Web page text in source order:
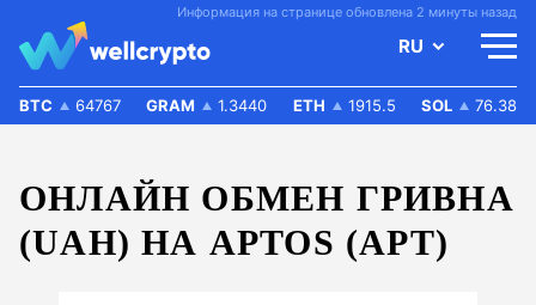
Информация на странице обновлена 2 минуты назад
RU
BTC 64767 GRAM 1.3440 ETH 1915.5 SOL 76.38
ОНЛАЙН ОБМЕН ГРИВНА
(UAH) НА APTOS (APT)